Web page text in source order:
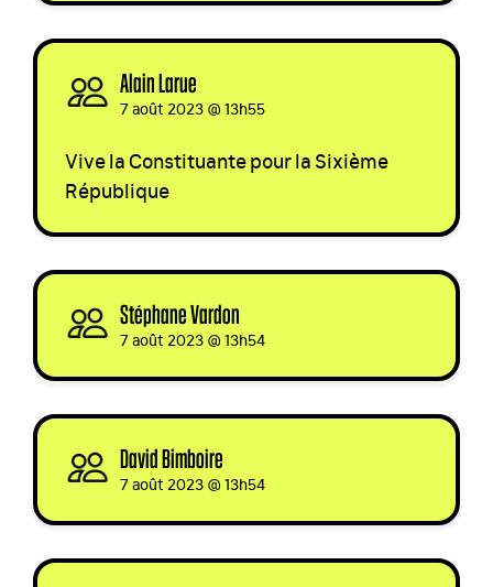
Alain Larue
7 août 2023 @ 13h55
Vive la Constituante pour la Sixième
République
Stéphane Vardon
7 août 2023 @ 13h54
David Bimboire
7 août 2023 @ 13h54